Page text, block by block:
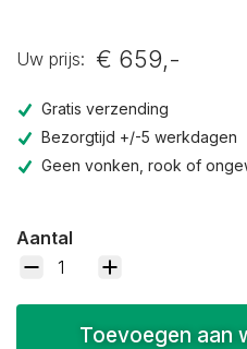
Uw prijs: € 659,-
Gratis verzending
Bezorgtijd +/-5 werkdagen
Geen vonken, rook of
Aantal
Toevoegen aan